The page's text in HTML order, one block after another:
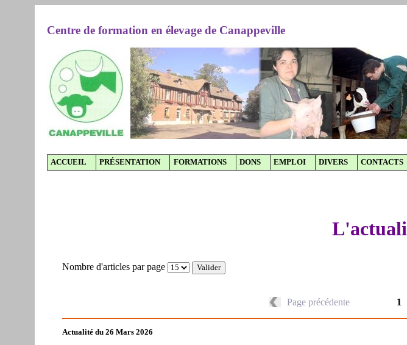
Centre de formation en élevage de Canappeville
ACCUEIL PRÉSENTATION FORMATIONS DONS EMPLOI DIVERS CONTACTS
Nombre d'articles par page
Page précédente 1
Actualité du 26 Mars 2026